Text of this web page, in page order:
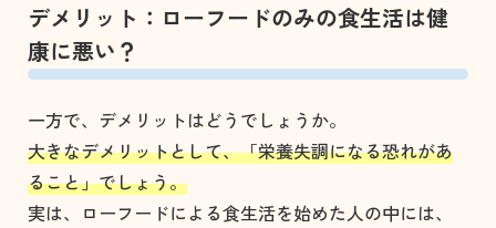
デメリット：ローフードのみの食生活は健
康に悪い？
一方で、デメリットはどうでしょうか。
大きなデメリットとして、「栄養失調になる恐れがあ
ること」でしょう。
実は、ローフードによる食生活を始めた人の中には、